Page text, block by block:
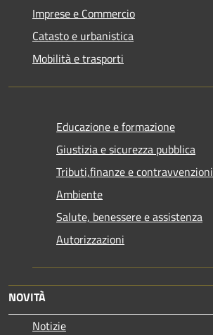
Imprese e Commercio
Catasto e urbanistica
Mobilità e trasporti
Educazione e formazione
Giustizia e sicurezza pubblica
Tributi,finanze e contravvenzioni
Ambiente
Salute, benessere e assistenza
Autorizzazioni
NOVITÀ
Notizie